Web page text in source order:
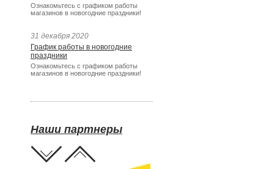
Ознакомьтесь с графиком работы
магазинов в новогодние праздники!
31 декабря 2020
График работы в новогодние
праздники
Ознакомьтесь с графиком работы
магазинов в новогодние праздники!
Наши партнеры